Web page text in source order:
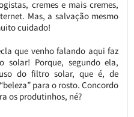
cremes e mais cremes,
Mas, a salvação mesmo
cuidado!
que venho falando aqui faz
Porque, segundo ela,
do filtro solar, que é, de
para o rosto. Concordo
os produtinhos, né?